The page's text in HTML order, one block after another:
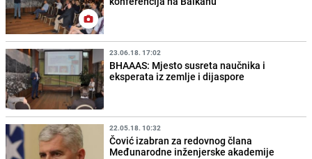
23.06.18. 17:02
BHAAAS: Mjesto susreta naučnika i
eksperata iz zemlje i dijaspore
22.05.18. 10:32
Čović izabran za redovnog člana
Međunarodne inženjerske akademije